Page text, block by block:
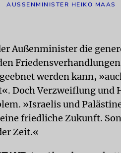
AUSSENMINISTER HEIKO MAAS
Außenminister die
werden kann,
Doch Verzweiflung und
»Israelis und
friedliche Zukunft.
Zeit.«